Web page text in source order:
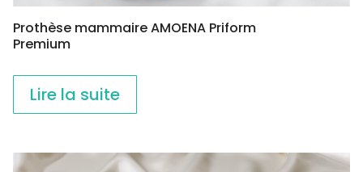
Prothèse mammaire AMOENA Priform
Premium
Lire la suite